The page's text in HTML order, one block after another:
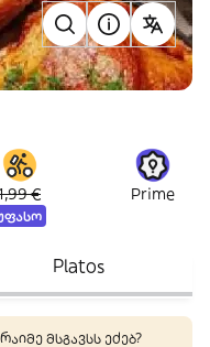
€ Prime
Platos
მსგავსს ეძებ?